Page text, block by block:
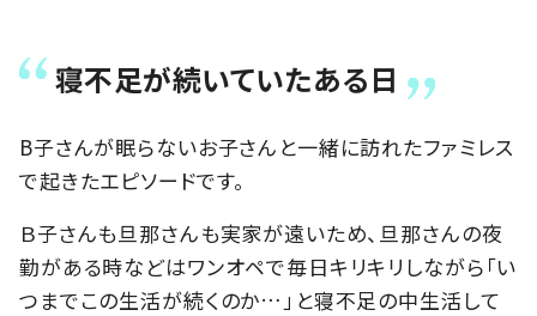
寝不足が続いていたある日
B子さんが眠らないお子さんと一緒に訪れたファミレス
で起きたエピソードです。
Ｂ子さんも旦那さんも実家が遠いため、旦那さんの夜
勤がある時などはワンオペで毎日キリキリしながら「い
つまでこの生活が続くのか…」と寝不足の中生活して